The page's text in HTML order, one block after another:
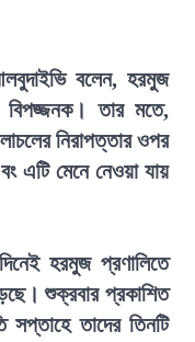
বলেন, হরমুজ
তার মতে,
নিরাপত্তার ওপর
এটি মেনে নেওয়া যায়
হরমুজ প্রণালিতে
শুক্রবার প্রকাশিত
সপ্তাহে তাদের তিনটি